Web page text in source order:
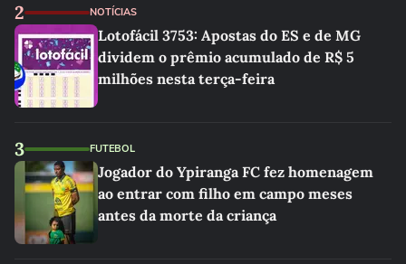
2 NOTÍCIAS
Lotofácil 3753: Apostas do ES e de MG
dividem o prêmio acumulado de R$ 5
milhões nesta terça-feira
3 FUTEBOL
Jogador do Ypiranga FC fez homenagem
ao entrar com filho em campo meses
antes da morte da criança